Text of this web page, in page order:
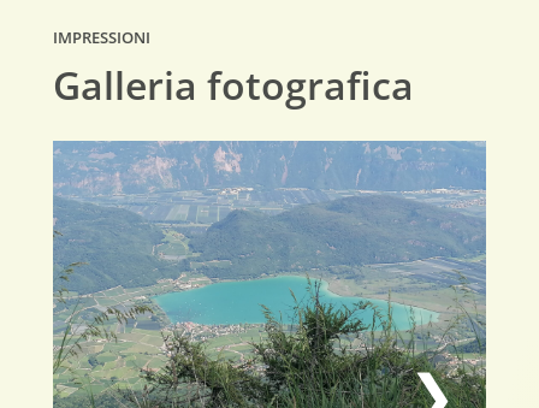
IMPRESSIONI
Galleria fotografica